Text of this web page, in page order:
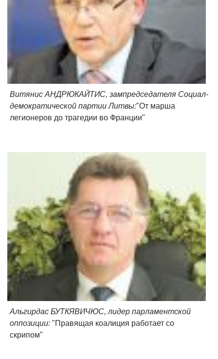
Витянис АНДРЮКАЙТИС, зампредседателя Социал-
демократической партии Литвы:"От марша
легионеров до трагедии во Франции"
Альгирдас БУТКЯВИЧЮС, лидер парламентской
оппозиции: "Правящая коалиция работает со
скрипом"